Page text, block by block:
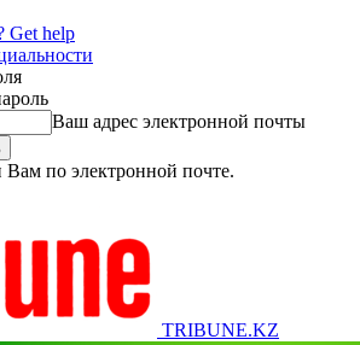
Get help
Ваш адрес электронной почты
Вам по электронной почте.
TRIBUNE.KZ